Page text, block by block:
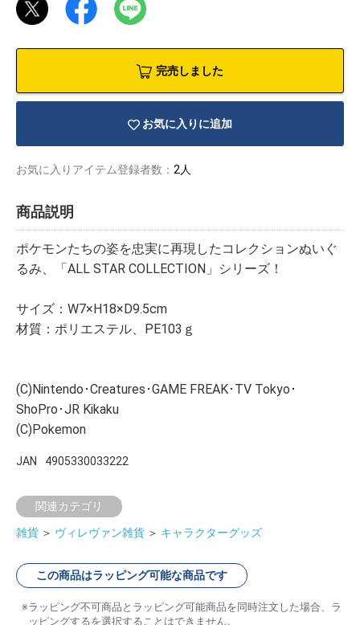
完売しました
お気に入りに追加
お気に入りアイテム登録者数： 2人
商品説明
ポケモンたちの姿を忠実に再現したコレクションぬいぐ
るみ、「ALL STAR COLLECTION」シリーズ！
サイズ：W7×H18×D9.5cm
材質：ポリエステル、PE103ｇ
(C)Nintendo･Creatures･GAME FREAK･TV Tokyo･
ShoPro･JR Kikaku
(C)Pokemon
JAN 4905330033222
関連カテゴリ
雑貨 ＞ ヴィレヴァン雑貨 ＞ キャラクターグッズ
この商品はラッピング可能な商品です
ラッピング不可商品とラッピング可能商品を同時注文した場合、ラ
ッピングするを選択することはできません。
ーター